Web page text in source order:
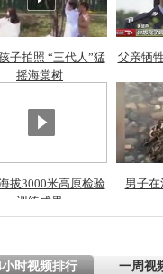
探访传承四千
俗：近万民众
英省亲送行
小伙骑车逆
崩溃 网上回
四川兴文苗乡
子拍照 “三代人”猛
摇海棠树
父亲牺
拔3000米高原检验
训练成果
男子在
小时视频排行 一周视